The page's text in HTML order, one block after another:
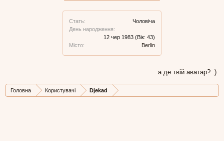
Стать:
Чоловіча
День народження:
12 чер 1983 (Вік: 43)
Місто:
Berlin
а де твій аватар? :)
Головна Користувачі Djekad